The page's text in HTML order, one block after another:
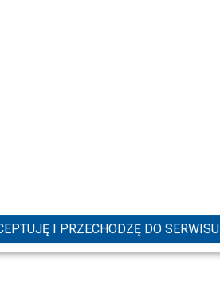
I PRZECHODZĘ DO SERWISU